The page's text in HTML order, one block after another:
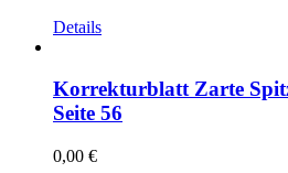
Details
Korrekturblatt Zarte
Seite 56
0,00 €